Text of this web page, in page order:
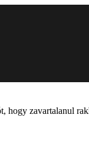
hogy zavartalanul